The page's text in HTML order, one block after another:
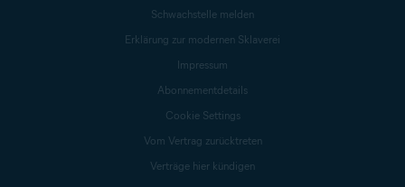
Schwachstelle melden
Erklärung zur modernen Sklaverei
Impressum
Abonnementdetails
Cookie Settings
Vom Vertrag zurücktreten
Verträge hier kündigen